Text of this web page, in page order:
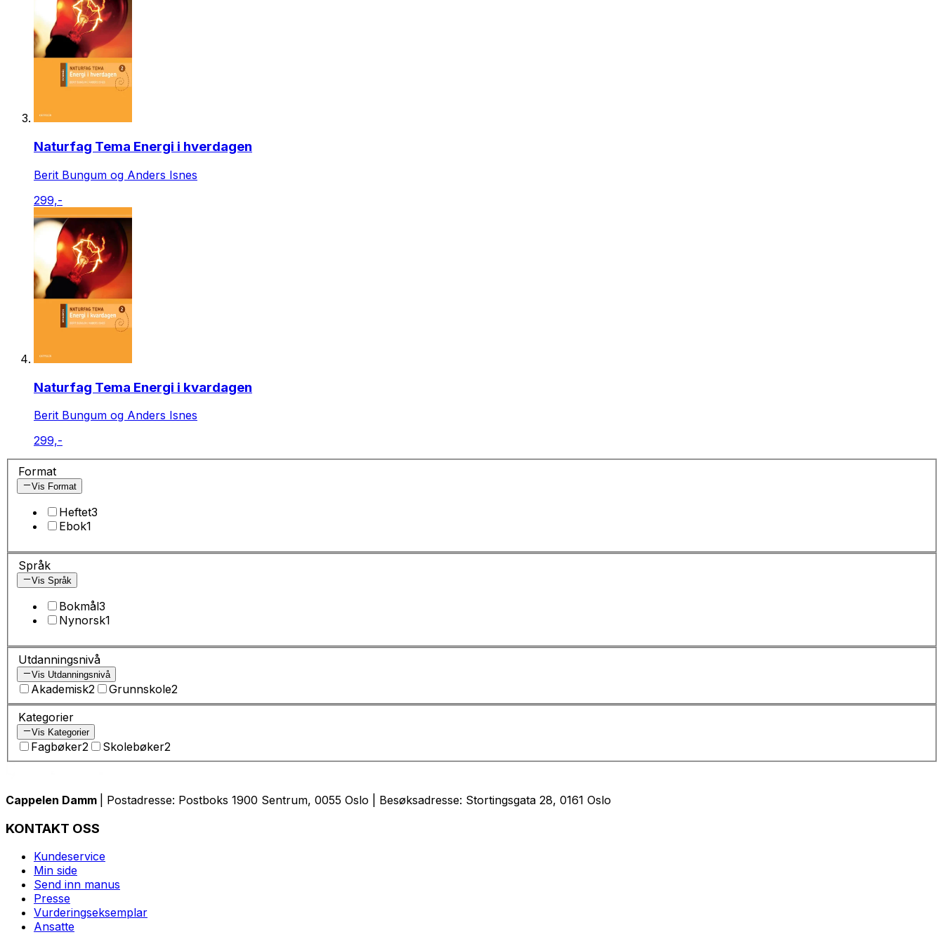
Naturfag Tema Energi i hverdagen
Berit Bungum og Anders Isnes
299,-
Naturfag Tema Energi i kvardagen
Berit Bungum og Anders Isnes
299,-
Format
Vis Format
Heftet3
Ebok1
Språk
Vis Språk
Bokmål3
Nynorsk1
Utdanningsnivå
Vis Utdanningsnivå
Akademisk2 Grunnskole2
Kategorier
Vis Kategorier
Fagbøker2 Skolebøker2
Cappelen Damm | Postadresse: Postboks 1900 Sentrum, 0055 Oslo | Besøksadresse: Stortingsgata 28, 0161 Oslo
KONTAKT OSS
Kundeservice
Min side
Send inn manus
Presse
Vurderingseksemplar
Ansatte